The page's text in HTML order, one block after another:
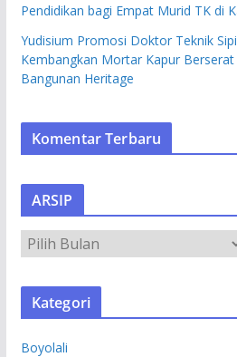
Pendidikan bagi Empat Murid TK di
Yudisium Promosi Doktor Teknik
Kembangkan Mortar Kapur
Bangunan Heritage
Komentar Terbaru
ARSIP
R
S
Kategori
Boyolali